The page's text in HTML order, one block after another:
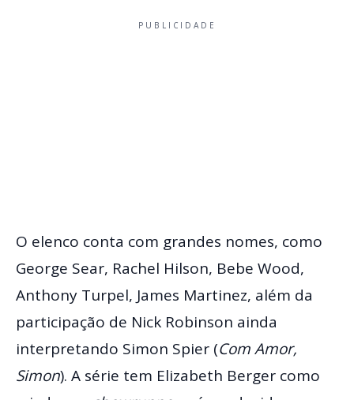
PUBLICIDADE
O elenco conta com grandes nomes, como
George Sear, Rachel Hilson, Bebe Wood,
Anthony Turpel, James Martinez, além da
participação de Nick Robinson ainda
interpretando Simon Spier (Com Amor,
Simon). A série tem Elizabeth Berger como